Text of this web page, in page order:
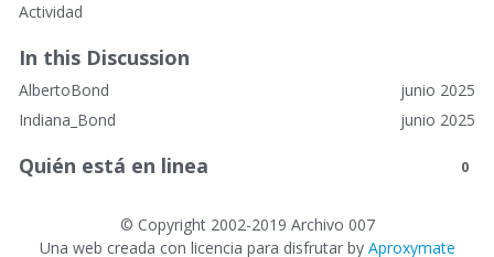
a
c
e
s
r
p
Actividad
In this Discussion
junio 2025
AlbertoBond
junio 2025
Indiana_Bond
Quién está en linea 0
© Copyright 2002-2019 Archivo 007
Una web creada con licencia para disfrutar by Aproxymate